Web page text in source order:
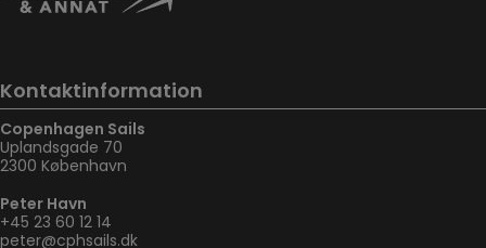
Kontaktinformation
Copenhagen Sails
Uplandsgade 70
2300 København
Peter Havn
+45 23 60 12 14
peter@cphsails.dk